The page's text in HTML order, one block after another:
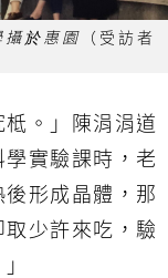
攝於惠園 （受訪者
柢。」陳涓涓道
實驗課時，老
形成晶體，那
少許來吃，驗